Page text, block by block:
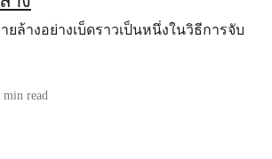
ล้างอย่างเบ็ดราวเป็นหนึ่งในวิธีการจับ
min read